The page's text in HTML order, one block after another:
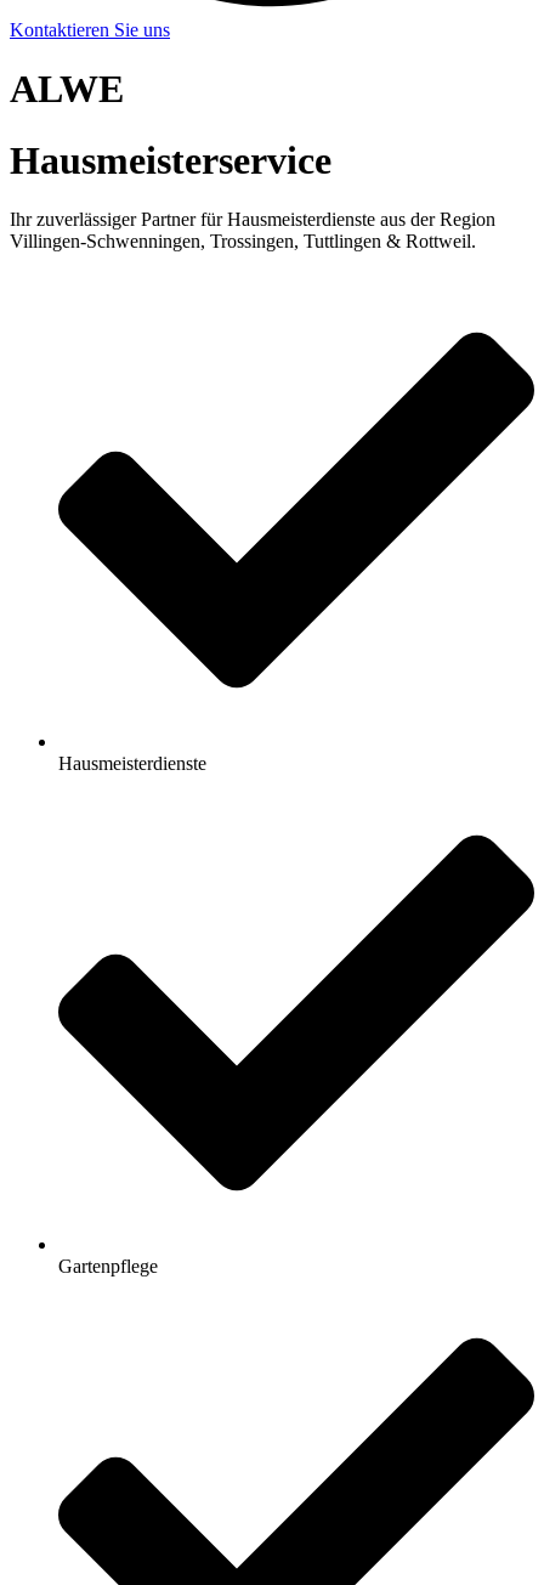
Kontaktieren Sie uns
ALWE
Hausmeisterservice
Ihr zuverlässiger Partner für Hausmeisterdienste aus der Region
Villingen-Schwenningen, Trossingen, Tuttlingen & Rottweil.
Hausmeisterdienste
Gartenpflege